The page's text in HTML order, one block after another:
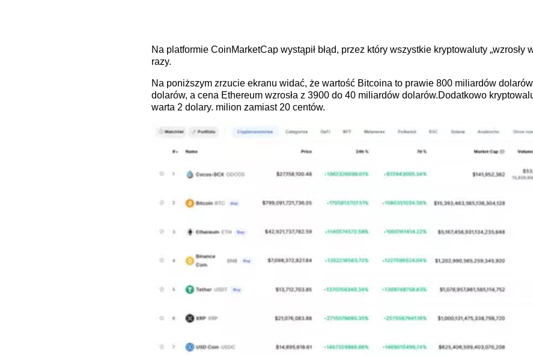
Na platformie CoinMarketCap wystąpił błąd, przez który wszystkie kryptowaluty „wzrosły
razy.
Na poniższym zrzucie ekranu widać, że wartość Bitcoina to prawie 800 miliardów
dolarów, a cena Ethereum wzrosła z 3900 do 40 miliardów dolarów.Dodatkowo
warta 2 dolary. milion zamiast 20 centów.